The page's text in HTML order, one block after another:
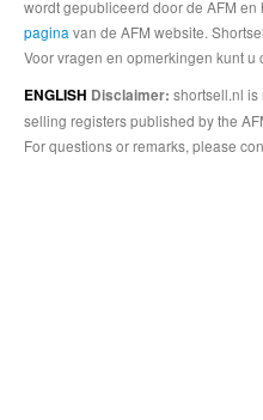
wordt gepubliceerd door de AFM
pagina van de AFM website.
Voor vragen en opmerkingen kunt
ENGLISH Disclaimer: shortsell.nl is
selling registers published by the
For questions or remarks, please